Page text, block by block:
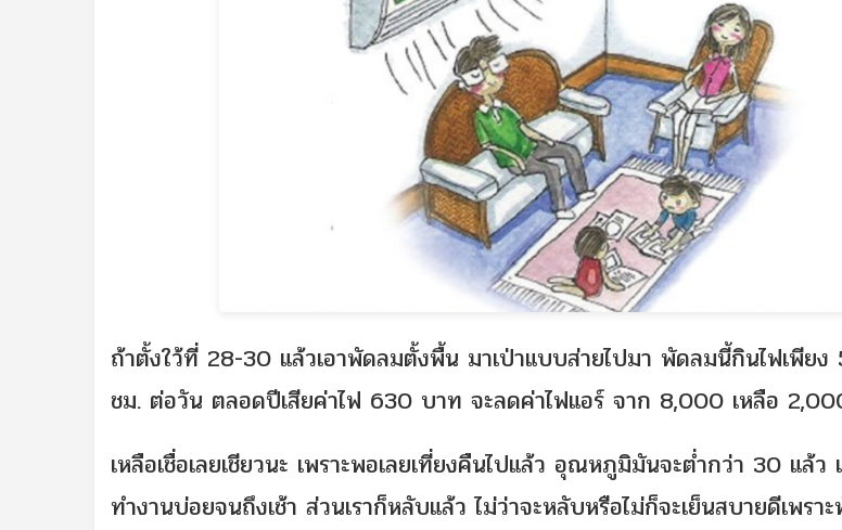
ถ้าตั้งใว้ที่ 28-30 แล้วเอาพัดลมตั้งพื้น มาเป่าแบบส่ายไปมา พัดลมนี้กินไฟเพีย
ชม. ต่อวัน ตลอดปีเสียค่าไฟ 630 บาท จะลดค่าไฟแอร์ จาก 8,000 เหลือ
เหลือเชื่อเลยเชียวนะ เพราะพอเลยเที่ยงคืนไปแล้ว อุณหภูมิมันจะต่ำกว่า 30 แล้ว
ทำงานบ่อยจนถึงเช้า ส่วนเราก็หลับแล้ว ไม่ว่าจะหลับหรือไม่ก็จะเย็นสบายดีเพรา